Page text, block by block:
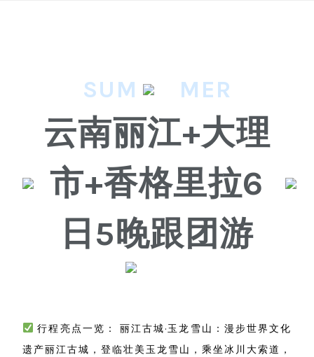
SUM MER
云南丽江+大理
市+香格里拉6
日5晚跟团游
行程亮点一览： 丽江古城·玉龙雪山：漫步世界文化
遗产丽江古城，登临壮美玉龙雪山，乘坐冰川大索道，